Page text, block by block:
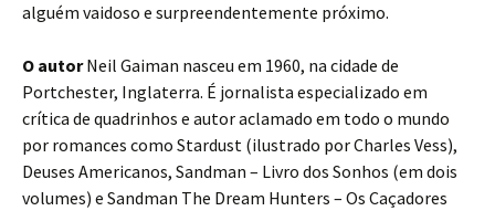
alguém vaidoso e surpreendentemente próximo.
O autorNeil Gaiman nasceu em 1960, na cidade de
Portchester, Inglaterra. É jornalista especializado em
crítica de quadrinhos e autor aclamado em todo o mundo
por romances como Stardust (ilustrado por Charles Vess),
Deuses Americanos, Sandman – Livro dos Sonhos (em dois
volumes) e Sandman The Dream Hunters – Os Caçadores